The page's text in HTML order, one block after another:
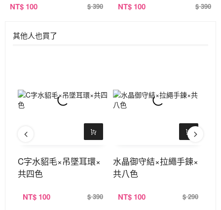
NT$ 100 $ 390 NT$ 100 $ 390
其他人也買了
C字水貂毛×吊墜耳環×
共四色
NT$ 100 $ 390
水晶御守結×拉繩手鍊×
共八色
NT$ 100 $ 290